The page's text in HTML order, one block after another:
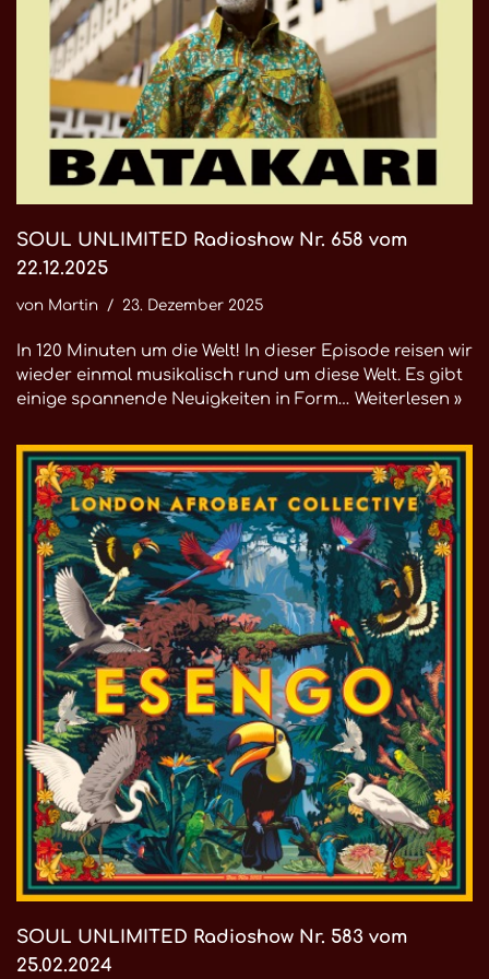
SOUL UNLIMITED Radioshow Nr. 658 vom
22.12.2025
von Martin 23. Dezember 2025
In 120 Minuten um die Welt! In dieser Episode reisen wir
wieder einmal musikalisch rund um diese Welt. Es gibt
einige spannende Neuigkeiten in Form… Weiterlesen »
SOUL UNLIMITED Radioshow Nr. 583 vom
25.02.2024